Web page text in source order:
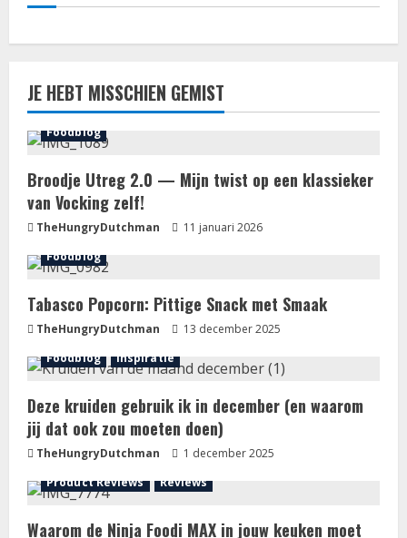
JE HEBT MISSCHIEN GEMIST
Foodblog
Broodje Utreg 2.0 — Mijn twist op een klassieker
van Vocking zelf!
TheHungryDutchman
11 januari 2026
Foodblog
Tabasco Popcorn: Pittige Snack met Smaak
TheHungryDutchman
13 december 2025
Foodblog
Inspiratie
Deze kruiden gebruik ik in december (en waarom
jij dat ook zou moeten doen)
TheHungryDutchman
1 december 2025
Product Reviews
Reviews
Waarom de Ninja Foodi MAX in jouw keuken moet